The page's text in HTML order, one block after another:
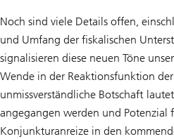
Noch sind viele Details offen,
und Umfang der fiskalischen
signalisieren diese neuen Töne
Wende in der Reaktionsfunktion
unmissverständliche Botschaft
angegangen werden und
Konjunkturanreize in den